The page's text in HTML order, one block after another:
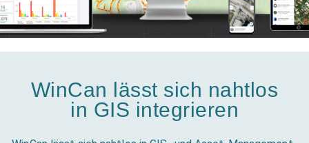
WinCan lässt sich nahtlos
in GIS integrieren